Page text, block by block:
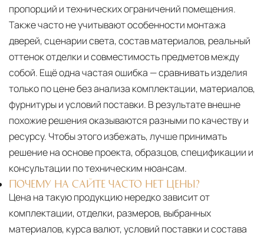
пропорций и технических ограничений помещения.
Также часто не учитывают особенности монтажа
дверей, сценарии света, состав материалов, реальный
оттенок отделки и совместимость предметов между
собой. Ещё одна частая ошибка — сравнивать изделия
только по цене без анализа комплектации, материалов,
фурнитуры и условий поставки. В результате внешне
похожие решения оказываются разными по качеству и
ресурсу. Чтобы этого избежать, лучше принимать
решение на основе проекта, образцов, спецификации и
консультации по техническим нюансам.
ПОЧЕМУ НА САЙТЕ ЧАСТО НЕТ ЦЕНЫ?
Цена на такую продукцию нередко зависит от
комплектации, отделки, размеров, выбранных
материалов, курса валют, условий поставки и состава